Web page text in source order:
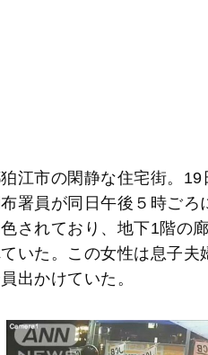
江市の閑静な住宅街。
署員が同日午後５時ご
されており、地下1階の
いた。この女性は息子
出かけていた。